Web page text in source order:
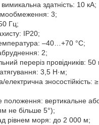
здатність: 10 кА;
3;
Гц;
IP20;
–40…+70 °C;
2;
переріз провідників: 50
3,5 Н·м;
електрична
положення: вертикальне
не більше 5°);
рівнем моря: до 2 000 м;